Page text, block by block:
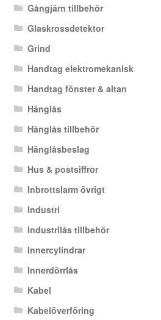
Gångjärn tillbehör
Glaskrossdetektor
Grind
Handtag elektromekanisk
Handtag fönster & altan
Hänglås
Hänglås tillbehör
Hänglåsbeslag
Hus & postsiffror
Inbrottslarm övrigt
Industri
Industrilås tillbehör
Innercylindrar
Innerdörrlås
Kabel
Kabelöverföring